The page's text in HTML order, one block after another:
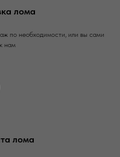
лома
по необходимости, или вы сами
нам
лома